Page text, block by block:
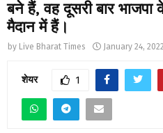
बने हैं, वह दूसरी बार
मैदान में हैं।
by Live Bharat Times January 24, 2022
शेयर 1